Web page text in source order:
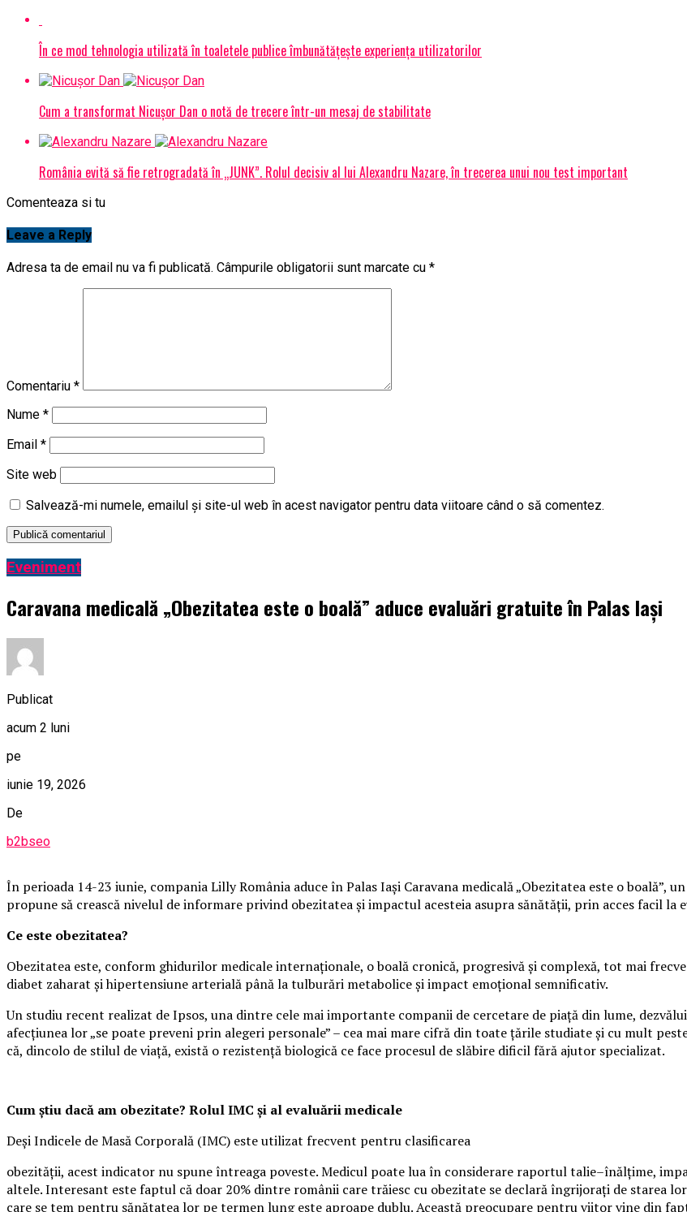
În ce mod tehnologia utilizată în toaletele publice îmbunătățește experiența utilizatorilor
Cum a transformat Nicușor Dan o notă de trecere într-un mesaj de stabilitate
România evită să fie retrogradată în „JUNK”. Rolul decisiv al lui Alexandru Nazare, în trecerea unui nou test important
Comenteaza si tu
Leave a Reply
Adresa ta de email nu va fi publicată. Câmpurile obligatorii sunt marcate cu *
Comentariu *
Nume *
Email *
Site web
Salvează-mi numele, emailul și site-ul web în acest navigator pentru data viitoare când o să comentez.
Eveniment
Caravana medicală „Obezitatea este o boală” aduce evaluări gratuite în Palas Iași
Publicat
acum 2 luni
pe
iunie 19, 2026
De
b2bseo
În perioada 14-23 iunie, compania Lilly România aduce în Palas Iași Caravana medicală „Obezitatea este o
propune să crească nivelul de informare privind obezitatea și impactul acesteia asupra sănătății, prin acces facil la
Ce este obezitatea?
Obezitatea este, conform ghidurilor medicale internaționale, o boală cronică, progresivă și complexă, tot mai
diabet zaharat și hipertensiune arterială până la tulburări metabolice și impact emoțional semnificativ.
Un studiu recent realizat de Ipsos, una dintre cele mai importante companii de cercetare de piață din lume,
afecțiunea lor „se poate preveni prin alegeri personale” – cea mai mare cifră din toate țările studiate și cu mult
că, dincolo de stilul de viață, există o rezistență biologică ce face procesul de slăbire dificil fără ajutor specializat.
Cum știu dacă am obezitate? Rolul IMC și al evaluării medicale
Deși Indicele de Masă Corporală (IMC) este utilizat frecvent pentru clasificarea
obezității, acest indicator nu spune întreaga poveste. Medicul poate lua în considerare raportul talie–înălțime,
altele. Interesant este faptul că doar 20% dintre românii care trăiesc cu obezitate se declară îngrijorați de starea
care se tem pentru sănătatea lor pe termen lung este aproape dublu. Această preocupare pentru viitor vine din